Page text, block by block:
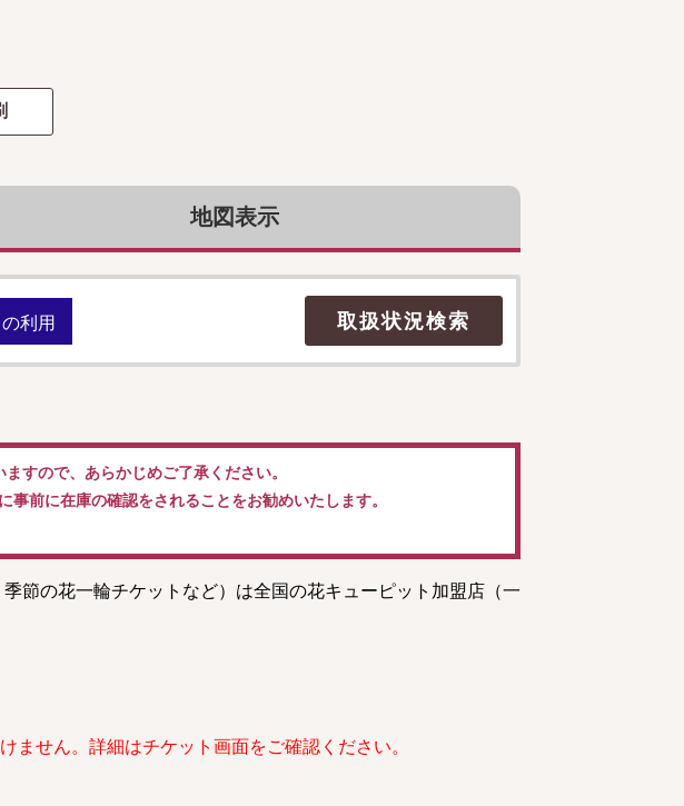
地図表示
利用
すので、あらかじめご了承ください。
前に在庫の確認をされることをお勧めいたします。
節の花一輪チケットなど）は全国の花キューピット加盟店（一
せん。詳細はチケット画面をご確認ください。